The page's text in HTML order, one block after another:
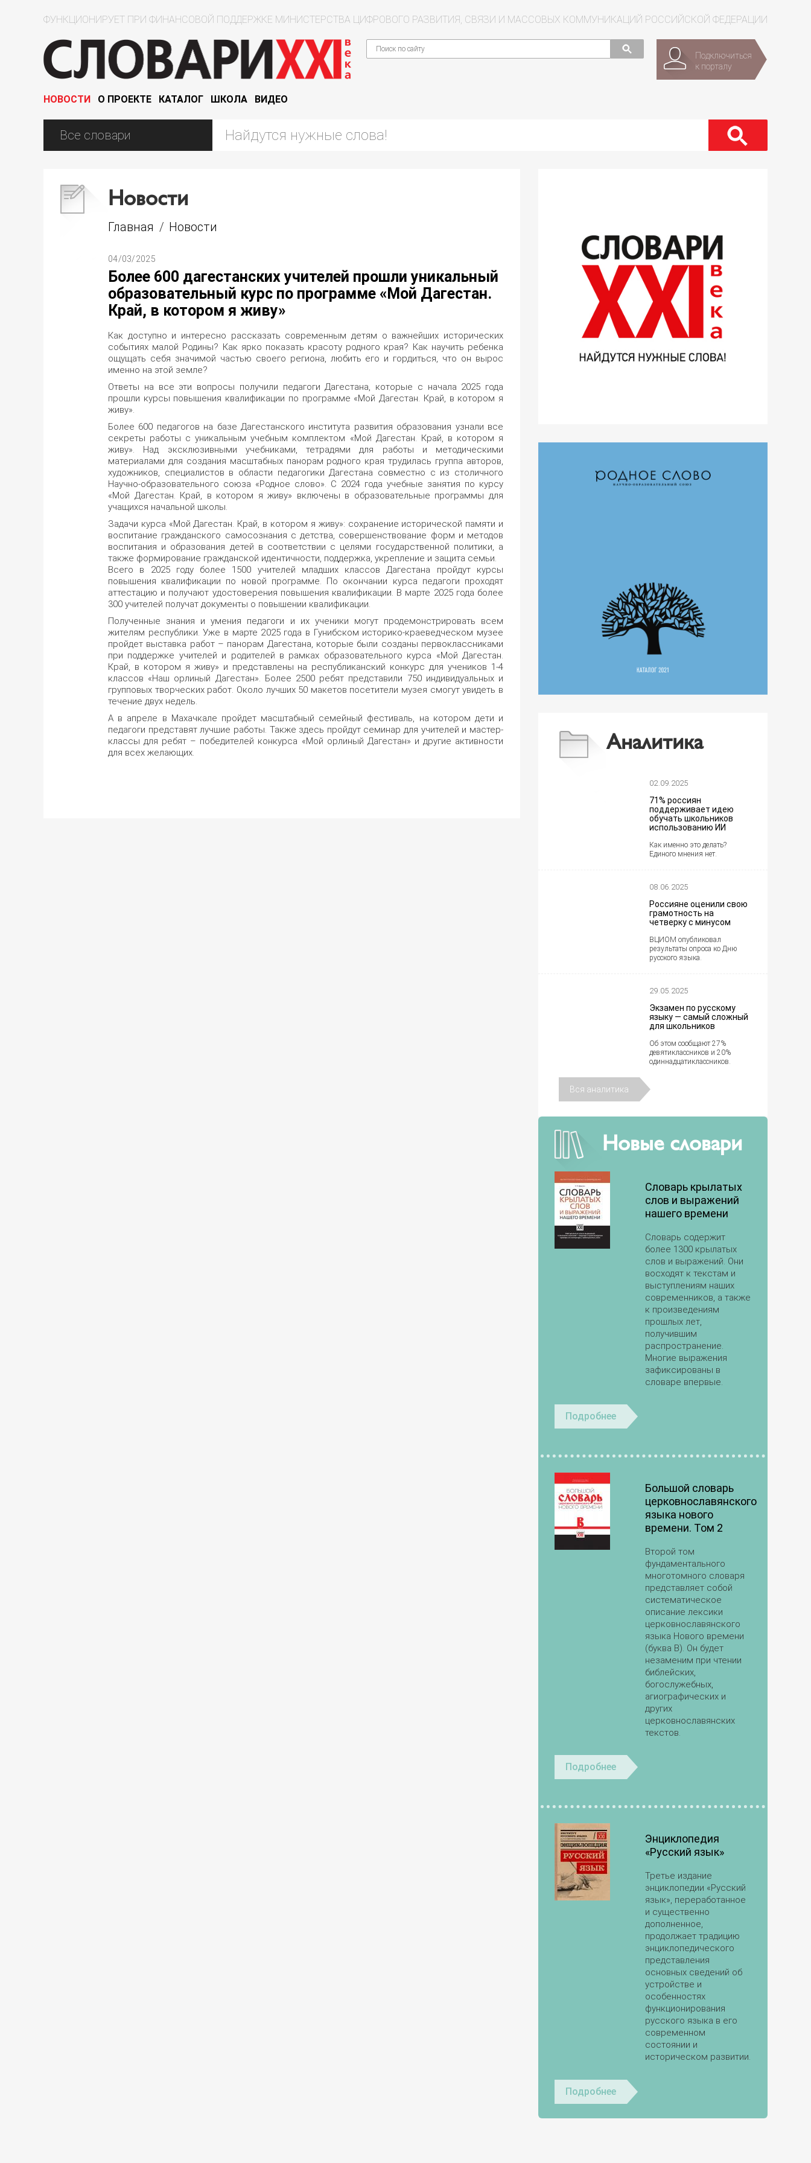
ФУНКЦИОНИРУЕТ ПРИ ФИНАНСОВОЙ ПОДДЕРЖКЕ МИНИСТЕРСТВА ЦИФРОВОГО РАЗВИТИЯ, СВЯЗИ И МАССОВЫХ КОММУНИКАЦИЙ РОССИЙСКОЙ ФЕДЕРАЦИИ
Подключиться
к порталу
НОВОСТИ О ПРОЕКТЕ КАТАЛОГ ШКОЛА ВИДЕО
Новости
Главная / Новости
04/03/2025
Более 600 дагестанских учителей прошли уникальный
образовательный курс по программе «Мой Дагестан.
Край, в котором я живу»
Как доступно и интересно рассказать современным детям о важнейших исторических
событиях малой Родины? Как ярко показать красоту родного края? Как научить ребенка
ощущать себя значимой частью своего региона, любить его и гордиться, что он вырос
именно на этой земле?
Ответы на все эти вопросы получили педагоги Дагестана, которые с начала 2025 года
прошли курсы повышения квалификации по программе «Мой Дагестан. Край, в котором я
живу».
Более 600 педагогов на базе Дагестанского института развития образования узнали все
секреты работы с уникальным учебным комплектом «Мой Дагестан. Край, в котором я
живу». Над эксклюзивными учебниками, тетрадями для работы и методическими
материалами для создания масштабных панорам родного края трудилась группа авторов,
художников, специалистов в области педагогики Дагестана совместно с из столичного
Научно-образовательного союза «Родное слово». С 2024 года учебные занятия по курсу
«Мой Дагестан. Край, в котором я живу» включены в образовательные программы для
учащихся начальной школы.
Задачи курса «Мой Дагестан. Край, в котором я живу»: сохранение исторической памяти и
воспитание гражданского самосознания с детства, совершенствование форм и методов
воспитания и образования детей в соответствии с целями государственной политики, а
также формирование гражданской идентичности, поддержка, укрепление и защита семьи.
Всего в 2025 году более 1500 учителей младших классов Дагестана пройдут курсы
повышения квалификации по новой программе. По окончании курса педагоги проходят
аттестацию и получают удостоверения повышения квалификации. В марте 2025 года более
300 учителей получат документы о повышении квалификации.
Полученные знания и умения педагоги и их ученики могут продемонстрировать всем
жителям республики. Уже в марте 2025 года в Гунибском историко-краеведческом музее
пройдет выставка работ – панорам Дагестана, которые были созданы первоклассниками
при поддержке учителей и родителей в рамках образовательного курса «Мой Дагестан.
Край, в котором я живу» и представлены на республиканский конкурс для учеников 1-4
классов «Наш орлиный Дагестан». Более 2500 ребят представили 750 индивидуальных и
групповых творческих работ. Около лучших 50 макетов посетители музея смогут увидеть в
течение двух недель.
А в апреле в Махачкале пройдет масштабный семейный фестиваль, на котором дети и
педагоги представят лучшие работы. Также здесь пройдут семинар для учителей и мастер-
классы для ребят – победителей конкурса «Мой орлиный Дагестан» и другие активности
для всех желающих.
Аналитика
02.09.2025
71% россиян
поддерживает идею
обучать школьников
использованию ИИ
Как именно это делать?
Единого мнения нет.
08.06.2025
Россияне оценили свою
грамотность на
четверку с минусом
ВЦИОМ опубликовал
результаты опроса ко Дню
русского языка.
29.05.2025
Экзамен по русскому
языку — самый сложный
для школьников
Об этом сообщают 27%
девятиклассников и 20%
одиннадцатиклассников.
Вся аналитика
Новые словари
Словарь крылатых
слов и выражений
нашего времени
Словарь содержит
более 1300 крылатых
слов и выражений. Они
восходят к текстам и
выступлениям наших
современников, а также
к произведениям
прошлых лет,
получившим
распространение.
Многие выражения
зафиксированы в
словаре впервые.
Подробнее
Большой словарь
церковнославянского
языка нового
времени. Том 2
Второй том
фундаментального
многотомного словаря
представляет собой
систематическое
описание лексики
церковнославянского
языка Нового времени
(буква В). Он будет
незаменим при чтении
библейских,
богослужебных,
агиографических и
других
церковнославянских
текстов.
Подробнее
Энциклопедия
«Русский язык»
Третье издание
энциклопедии «Русский
язык», переработанное
и существенно
дополненное,
продолжает традицию
энциклопедического
представления
основных сведений об
устройстве и
особенностях
функционирования
русского языка в его
современном
состоянии и
историческом развитии.
Подробнее